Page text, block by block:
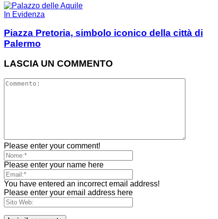
In Evidenza
Piazza Pretoria, simbolo iconico della città di
Palermo
LASCIA UN COMMENTO
Please enter your comment!
Please enter your name here
You have entered an incorrect email address!
Please enter your email address here